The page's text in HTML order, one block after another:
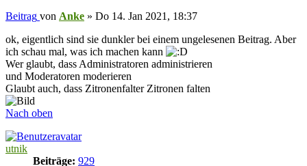
Beitrag von Anke » Do 14. Jan 2021, 18:37
ok, eigentlich sind sie dunkler bei einem ungelesenen Beitrag. Aber
ich schau mal, was ich machen kann
Wer glaubt, dass Administratoren administrieren
und Moderatoren moderieren
Glaubt auch, dass Zitronenfalter Zitronen falten
Nach oben
utnik
Beiträge: 929